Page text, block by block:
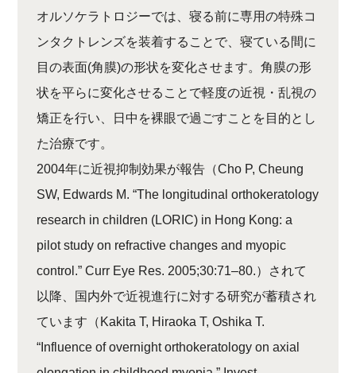
オルソケラトロジーでは、寝る前に専用の特殊コ
ンタクトレンズを装着することで、寝ている間に
目の表面(角膜)の形状を変化させます。角膜の形
状を平らに変化させることで軽度の近視・乱視の
矯正を行い、日中を裸眼で過ごすことを目的とし
た治療です。
2004年に近視抑制効果が報告（Cho P, Cheung
SW, Edwards M. “The longitudinal orthokeratology
research in children (LORIC) in Hong Kong: a
pilot study on refractive changes and myopic
control.” Curr Eye Res. 2005;30:71–80.）されて
以降、国内外で近視進行に対する研究が蓄積され
ています（Kakita T, Hiraoka T, Oshika T.
“Influence of overnight orthokeratology on axial